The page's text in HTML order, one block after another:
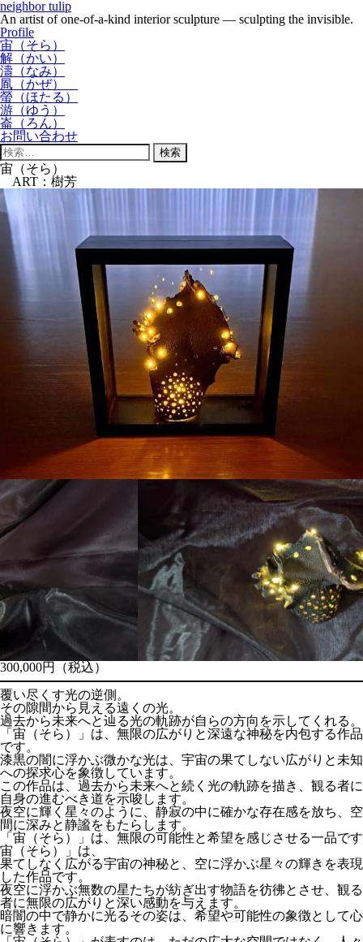
neighbor tulip
An artist of one-of-a-kind interior sculpture — sculpting the invisible.
Profile
宙（そら）
解（かい）
濤（なみ）
凮（かぜ）
螢（ほたる）
游（ゆう）
崙（ろん）
お問い合わせ
検
索:
宙（そら）
ART：樹芳
300,000円（税込）
覆い尽くす光の逆側。
その隙間から見える遠くの光。
過去から未来へと辿る光の軌跡が自らの方向を示してくれる。
「宙（そら）」は、無限の広がりと深遠な神秘を内包する作品
です。
漆黒の闇に浮かぶ微かな光は、宇宙の果てしない広がりと未知
への探求心を象徴しています。
この作品は、過去から未来へと続く光の軌跡を描き、観る者に
自身の進むべき道を示唆します。
夜空に輝く星々のように、静寂の中に確かな存在感を放ち、空
間に深みと静謐をもたらします。
「宙（そら）」は、無限の可能性と希望を感じさせる一品です
宙（そら）」は、
果てしなく広がる宇宙の神秘と、空に浮かぶ星々の輝きを表現
した作品です。
夜空に浮かぶ無数の星たちが紡ぎ出す物語を彷彿とさせ、観る
者に無限の広がりと深い感動を与えます。
暗闇の中で静かに光るその姿は、希望や可能性の象徴として心
に響きます。